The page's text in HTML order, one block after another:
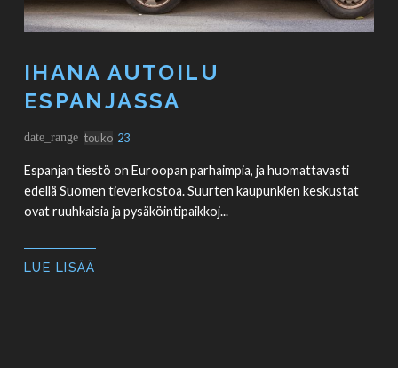
IHANA AUTOILU
ESPANJASSA
date_range touko 23
Espanjan tiestö on Euroopan parhaimpia, ja huomattavasti
edellä Suomen tieverkostoa. Suurten kaupunkien keskustat
ovat ruuhkaisia ja pysäköintipaikkoj...
LUE LISÄÄ